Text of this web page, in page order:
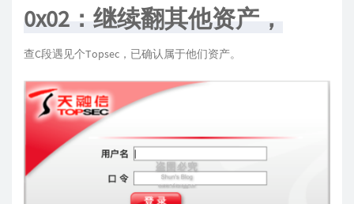
0x02：继续翻其他资产，
查C段遇见个Topsec，已确认属于他们资产。